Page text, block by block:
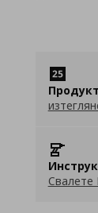
Свалете